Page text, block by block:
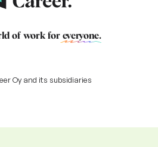
of work for everyone.
Oy and its subsidiaries